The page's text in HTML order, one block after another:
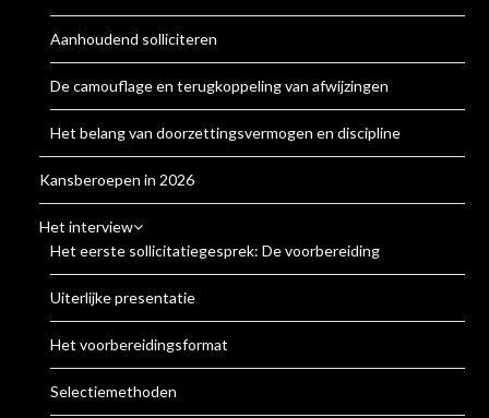
Aanhoudend solliciteren
De camouflage en terugkoppeling van afwijzingen
Het belang van doorzettingsvermogen en discipline
Kansberoepen in 2026
Het interview
Het eerste sollicitatiegesprek: De voorbereiding
Uiterlijke presentatie
Het voorbereidingsformat
Selectiemethoden